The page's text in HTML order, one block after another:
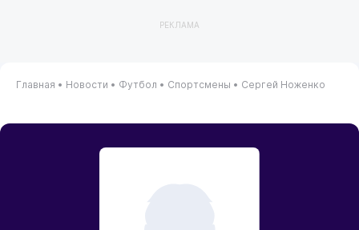
РЕКЛАМА
Главная • Новости • Футбол • Спортсмены • Сергей Ноженко